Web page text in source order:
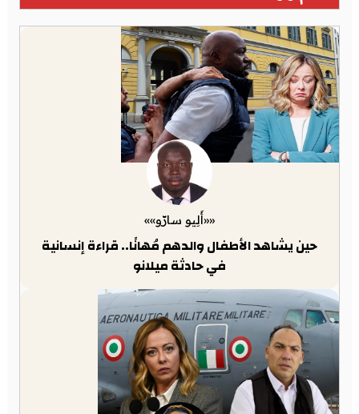
««أَلِيو سارّو»»
حين يشاهد الأطفال والدهم مُهانًا.. قراءة إنسانية
في حادثة ميلانو